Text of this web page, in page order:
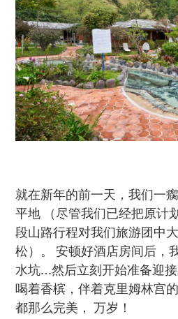
就在新年的前一天，我们一
平地 （尽管我们已经把原计
段山路行程对我们旅游团中
松）。 安顿好酒店房间后，
水坑…然后立刻开始准备迎
喝着香槟，伴着克里姆林宫
都那么完美， 万岁！